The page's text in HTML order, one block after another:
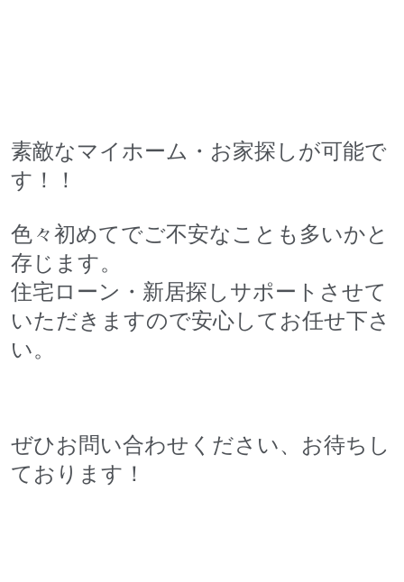
素敵なマイホーム・お家探しが可能で
す！！
色々初めてでご不安なことも多いかと
存じます。
住宅ローン・新居探しサポートさせて
いただきますので安心してお任せ下さ
い。
ぜひお問い合わせください、お待ちし
ております！